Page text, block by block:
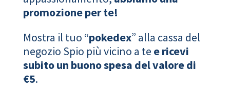
promozione per te!
Mostra il tuo “pokedex” alla cassa del
negozio Spio più vicino a te e ricevi
subito un buono spesa del valore di
€5.